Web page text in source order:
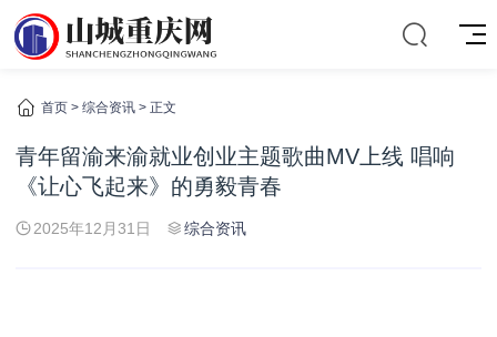
首页 > 综合资讯 > 正文
青年留渝来渝就业创业主题歌曲MV上线 唱响
《让心飞起来》的勇毅青春
2025年12月31日 综合资讯